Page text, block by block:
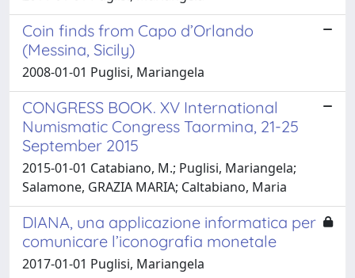
Coin finds from Capo d’Orlando
(Messina, Sicily)
2008-01-01 Puglisi, Mariangela
CONGRESS BOOK. XV International
Numismatic Congress Taormina, 21-25
September 2015
2015-01-01 Catabiano, M.; Puglisi, Mariangela;
Salamone, GRAZIA MARIA; Caltabiano, Maria
DIANA, una applicazione informatica per
comunicare l’iconografia monetale
2017-01-01 Puglisi, Mariangela